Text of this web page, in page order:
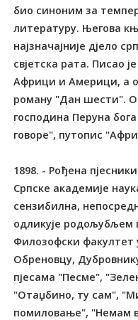
био синоним за
литературу. Његова
најзначајније дјело
свјетска рата. Писао
Африци и Америци, а о
роману "Дан шести".
господина Перуна
говоре", путопис
1898. - Рођена
Српске академије
сензибилна,
одликује
Филозофски факултет
Обреновцу,
пјесама "Песме",
"Отаџбино, ту сам",
помиловање", "Немам